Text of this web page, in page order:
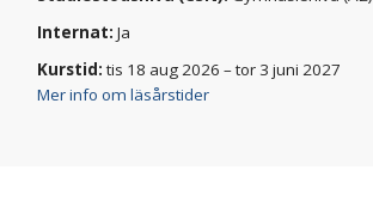
Internat: Ja
Kurstid: tis 18 aug 2026 – tor 3 juni 2027
Mer info om läsårstider